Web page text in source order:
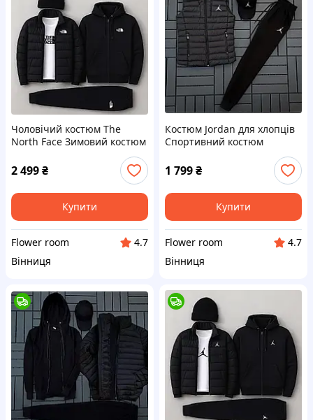
Чоловічий костюм The
North Face Зимовий костюм
костюм футболка шапка
2 499₴
Купити
Flower room
4.7
Вінниця
Костюм Jordan для хлопців
Спортивний костюм
Джордан жилетка + штанці
+ кепка
1 799₴
Купити
Flower room
4.7
Вінниця